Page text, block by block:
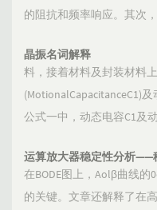
的阻抗和频率响应。其次
晶振名词解释
料，接着材料及封装材料
(MotionalCapacitanceC1)及
公式一中，动态电容C1及
运算放大器稳定性分析——
在BODE图上，Aolβ曲线
的关键。文章还解释了在